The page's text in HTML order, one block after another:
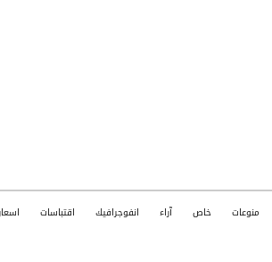
منوعات خاص آراء انفوجرافيك اقتباسات